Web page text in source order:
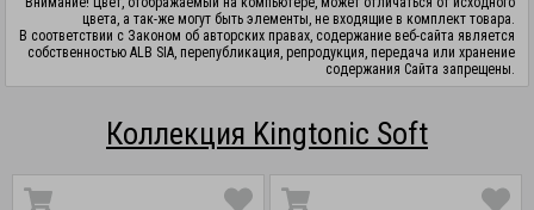
цвета, а так-же могут быть элементы, не входящие в комплект товара.
В соответствии с Законом об авторских правах, содержание веб-сайта является
собственностью ALB SIA, перепубликация, репродукция, передача или хранение
содержания Сайта запрещены.
Коллекция Kingtonic Soft